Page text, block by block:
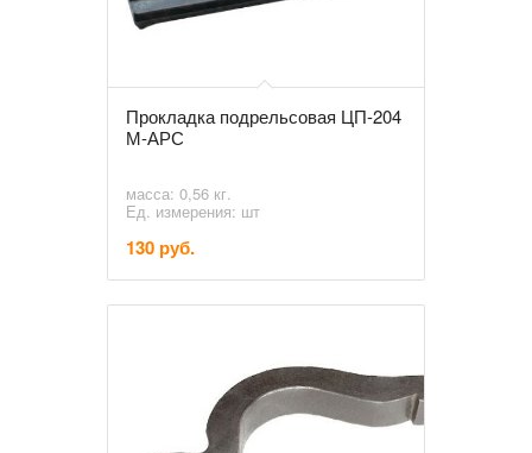
Прокладка подрельсовая ЦП-204
М-АРС
масса: 0,56 кг.
Ед. измерения: шт
130 руб.